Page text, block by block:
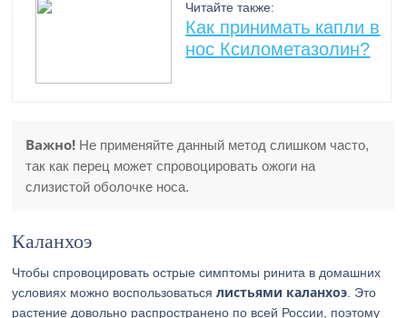
Читайте также:
Как принимать капли в
нос Ксилометазолин?
Важно! Не применяйте данный метод слишком часто,
так как перец может спровоцировать ожоги на
слизистой оболочке носа.
Каланхоэ
Чтобы спровоцировать острые симптомы ринита в домашних
условиях можно воспользоватьсялистьями каланхоэ . Это
растение довольно распространено по всей России, поэтому